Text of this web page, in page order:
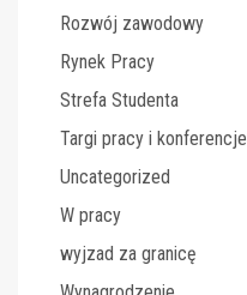
Rozwój zawodowy
Rynek Pracy
Strefa Studenta
Targi pracy i konferencje
Uncategorized
W pracy
wyjzad za granicę